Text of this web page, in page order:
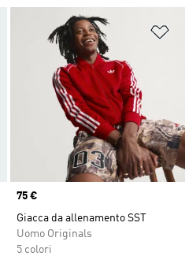
Aggiungi alla lista dei desideri
Price
75 €
Giacca da allenamento SST
Uomo Originals
5 colori